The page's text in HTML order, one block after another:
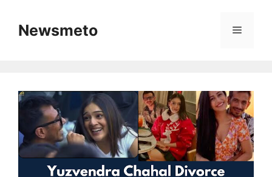
contentNewsmeto Menu